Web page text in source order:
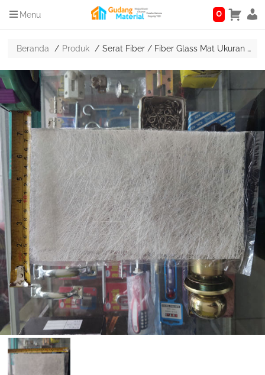
Menu 0
Beranda Produk Serat Fiber / Fiber Glass Mat Ukuran 26 x 30 cm